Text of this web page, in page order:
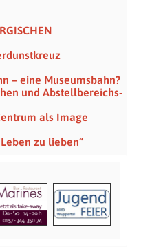
– eine Museumsbahn?
und Abstellbereichs-
als Image
zu lieben“